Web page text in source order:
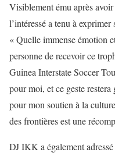
Visiblement ému après
l’intéressé a tenu à exprimer
« Quelle immense émotion
personne de recevoir ce
Guinea Interstate Soccer
pour moi, et ce geste
pour mon soutien à la
des frontières est une
DJ IKK a également